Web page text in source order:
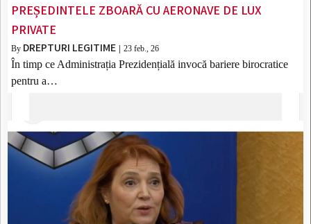
PREȘEDINTELE ZBOARĂ CU AERONAVE DE LUX
PRIVATE
By DREPTURI LEGITIME 23 feb., 26
În timp ce Administrația Prezidențială invocă bariere birocratice
pentru a…